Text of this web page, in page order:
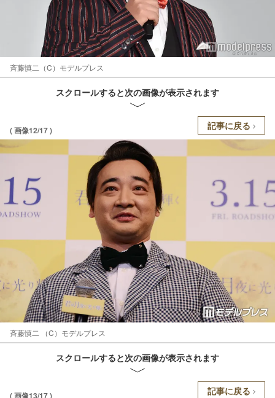
斉藤慎二（C）モデルプレス
スクロールすると次の画像が表示されます
( 画像12/17 ) 記事に戻る
斉藤慎二 （C）モデルプレス
スクロールすると次の画像が表示されます
( 画像13/17 ) 記事に戻る